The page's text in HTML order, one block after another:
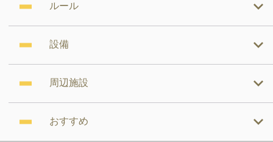
ルール
設備
周辺施設
おすすめ